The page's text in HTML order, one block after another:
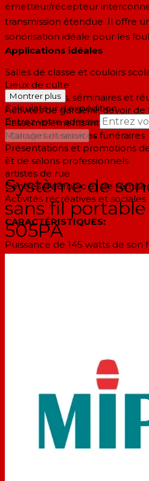
émetteur/récepteur
transmission étendue. Il offre
sonorisation idéale pour les
Applications idéales
Salles de classe et couloirs
Lieux de culte
Présentations, séminaires et
Activités de garderie; devoir de
Rassemblements intérieurs/
Mariages et services funéraires
Présentations et promotions
et de salons professionnels
artistes de rue
Centres d'aérobic et de
Activités récréatives et sociales
CARACTÉRISTIQUES:
Puissance de 145 watts de son
amplificateur de classe D à
Lecteur de musique Bluetooth
streaming audio sans fil.
Une fonction de priorité
lorsqu'un microphone sans fil
Alarme/sirène intégrée à un
menaces.
Alimentation à découpage CA
utilisation universelle et une
Montrer plus
Calculateur d'expédition
Entrez votre adresse
Calculer la livraison →
--
Système de
sans fil
505PA